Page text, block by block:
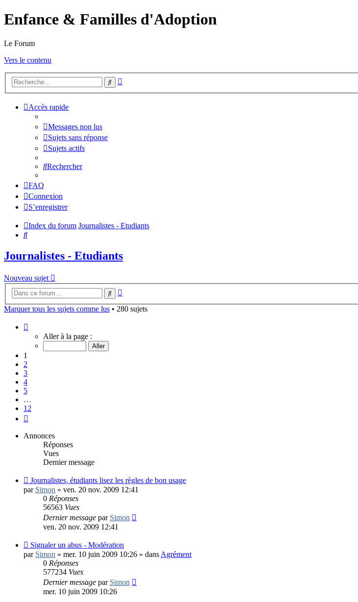
Enfance & Familles d'Adoption
Le Forum
Vers le contenu
Rechercher
Accès rapide
Messages non lus
Sujets sans réponse
Sujets actifs
Rechercher
FAQ
Connexion
S’enregistrer
Index du forum Journalistes - Etudiants
Rechercher
Journalistes - Etudiants
Nouveau sujet
Rechercher
Marquer tous les sujets comme lus • 280 sujets
sur
Aller à la page :
1
2
3
4
5
…
12
Annonces
Réponses
Vues
Dernier message
Journalistes, étudiants lisez les règles de bon usage
par Simon » ven. 20 nov. 2009 12:41
0 Réponses
56563 Vues
Dernier message par Simon
ven. 20 nov. 2009 12:41
Signaler un abus - Modération
par Simon » mer. 10 juin 2009 10:26 » dans Agrément
0 Réponses
577234 Vues
Dernier message par Simon
mer. 10 juin 2009 10:26